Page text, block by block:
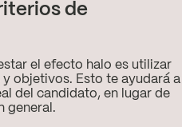
de
el efecto halo es utilizar
objetivos. Esto te ayudará a
del candidato, en lugar de
general.